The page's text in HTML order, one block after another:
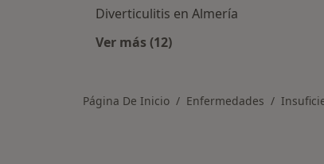
Diverticulitis en Almería
Ver más (12)
Página De Inicio Enfermedades